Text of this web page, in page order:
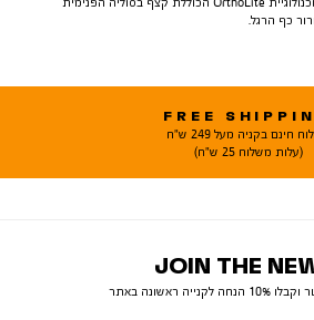
כף הרגל.
FREE
חינם בקניה מעל 249 ש"ח
(עלות משלוח 25 ש"ח)
JOIN THE
ראשונה באתר